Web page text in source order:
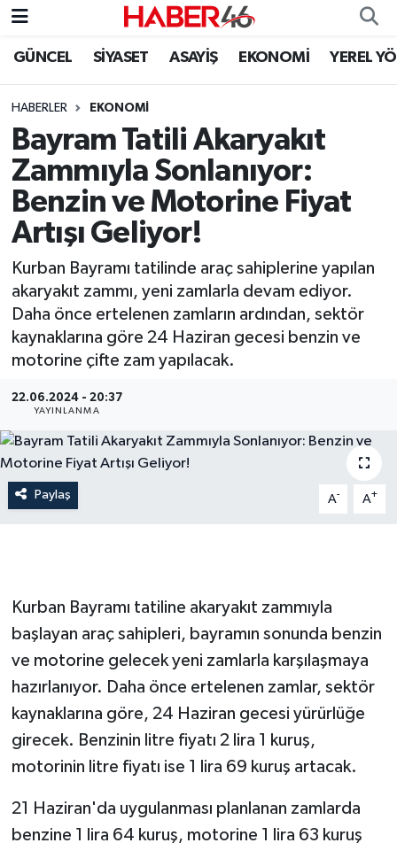
GÜNCEL SİYASET ASAYİŞ EKONOMİ YEREL
HABERLER EKONOMI
Bayram Tatili Akaryakıt
Zammıyla Sonlanıyor:
Benzin ve Motorine Fiyat
Artışı Geliyor!
Kurban Bayramı tatilinde araç sahiplerine yapılan
akaryakıt zammı, yeni zamlarla devam ediyor.
Daha önce ertelenen zamların ardından, sektör
kaynaklarına göre 24 Haziran gecesi benzin ve
motorine çifte zam yapılacak.
22.06.2024 - 20:37
YAYINLANMA
Paylaş A- A+
Kurban Bayramı tatiline akaryakıt zammıyla
başlayan araç sahipleri, bayramın sonunda benzin
ve motorine gelecek yeni zamlarla karşılaşmaya
hazırlanıyor. Daha önce ertelenen zamlar, sektör
kaynaklarına göre, 24 Haziran gecesi yürürlüğe
girecek. Benzinin litre fiyatı 2 lira 1 kuruş,
motorinin litre fiyatı ise 1 lira 69 kuruş artacak.
21 Haziran'da uygulanması planlanan zamlarda
benzine 1 lira 64 kuruş, motorine 1 lira 63 kuruş
GÜNCEL
SİYASET
EKONOMİ
SPOR
YAŞAM
TEKNOLOJİ
SAĞLIK
KÜLTÜR-SANAT
ROPORTAJ
MAGAZİN
KADIN-AİLE
YEREL YÖNETİM
SEÇİM 2011
Nöbetçi Eczaneler
Hava Durumu
Kahramanmaraş Namaz Vakitleri
Trafik Durumu
Süper Lig Puan Durumu ve Fikstür
Tüm Manşetler
Son Dakika Haberleri